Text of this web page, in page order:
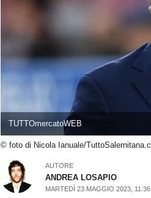
TUTTOmercatoWEB
© foto di Nicola Ianuale/
AUTORE
ANDREA LOSAPIO
MARTEDÌ 23 MAGGIO 2023, 11:36